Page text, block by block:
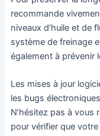
recommande
niveaux d’huile et de
système de freinage
également à prévenir
Les mises à jour
les bugs
N’hésitez pas à
pour vérifier que